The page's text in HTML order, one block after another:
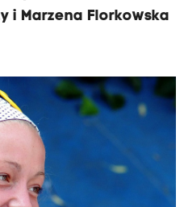
i Marzena Florkowska